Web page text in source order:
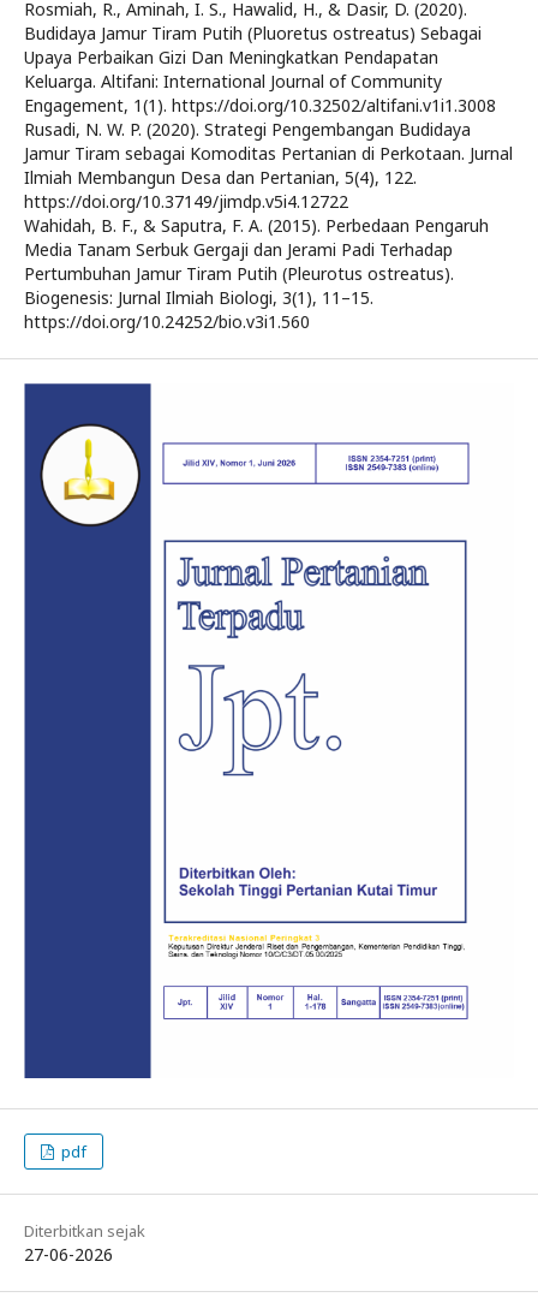
Rosmiah, R., Aminah, I. S., Hawalid, H., & Dasir, D. (2020).
Budidaya Jamur Tiram Putih (Pluoretus ostreatus) Sebagai
Upaya Perbaikan Gizi Dan Meningkatkan Pendapatan
Keluarga. Altifani: International Journal of Community
Engagement, 1(1). https://doi.org/10.32502/altifani.v1i1.3008
Rusadi, N. W. P. (2020). Strategi Pengembangan Budidaya
Jamur Tiram sebagai Komoditas Pertanian di Perkotaan. Jurnal
Ilmiah Membangun Desa dan Pertanian, 5(4), 122.
https://doi.org/10.37149/jimdp.v5i4.12722
Wahidah, B. F., & Saputra, F. A. (2015). Perbedaan Pengaruh
Media Tanam Serbuk Gergaji dan Jerami Padi Terhadap
Pertumbuhan Jamur Tiram Putih (Pleurotus ostreatus).
Biogenesis: Jurnal Ilmiah Biologi, 3(1), 11–15.
https://doi.org/10.24252/bio.v3i1.560
pdf
Diterbitkan sejak
27-06-2026